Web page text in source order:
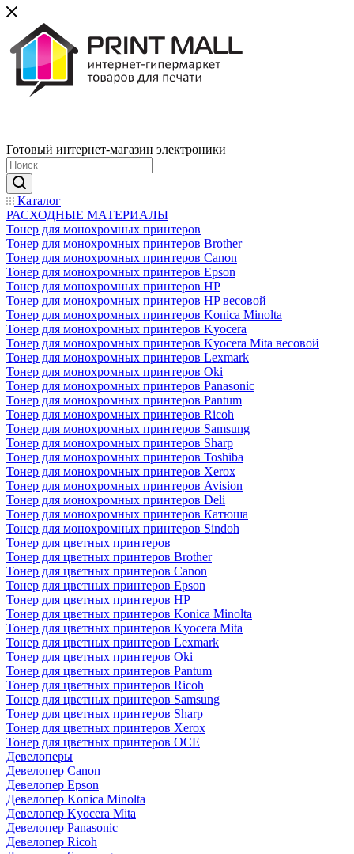
Готовый интернет-магазин электроники
Каталог
РАСХОДНЫЕ МАТЕРИАЛЫ
Тонер для монохромных принтеров
Тонер для монохромных принтеров Brother
Тонер для монохромных принтеров Canon
Тонер для монохромных принтеров Epson
Тонер для монохромных принтеров HP
Тонер для монохромных принтеров HP весовой
Тонер для монохромных принтеров Konica Minolta
Тонер для монохромных принтеров Kyocera
Тонер для монохромных принтеров Kyocera Mita весовой
Тонер для монохромных принтеров Lexmark
Тонер для монохромных принтеров Oki
Тонер для монохромных принтеров Panasonic
Тонер для монохромных принтеров Pantum
Тонер для монохромных принтеров Ricoh
Тонер для монохромных принтеров Samsung
Тонер для монохромных принтеров Sharp
Тонер для монохромных принтеров Toshiba
Тонер для монохромных принтеров Xerox
Тонер для монохромных принтеров Avision
Тонер для монохромных принтеров Deli
Тонер для монохромных принтеров Катюша
Тонер для монохромных принтеров Sindoh
Тонер для цветных принтеров
Тонер для цветных принтеров Brother
Тонер для цветных принтеров Canon
Тонер для цветных принтеров Epson
Тонер для цветных принтеров HP
Тонер для цветных принтеров Konica Minolta
Тонер для цветных принтеров Kyocera Mita
Тонер для цветных принтеров Lexmark
Тонер для цветных принтеров Oki
Тонер для цветных принтеров Pantum
Тонер для цветных принтеров Ricoh
Тонер для цветных принтеров Samsung
Тонер для цветных принтеров Sharp
Тонер для цветных принтеров Xerox
Тонер для цветных принтеров OCE
Девелоперы
Девелопер Canon
Девелопер Epson
Девелопер Konica Minolta
Девелопер Kyocera Mita
Девелопер Panasonic
Девелопер Ricoh